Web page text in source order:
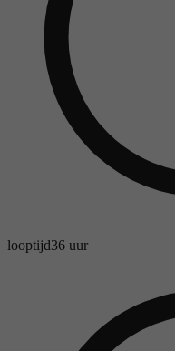
looptijd36 uur